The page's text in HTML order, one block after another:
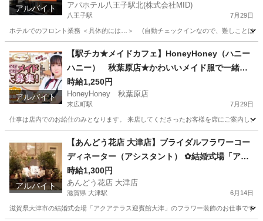
アルバイト
歩5分
アパホテル八王子駅北(株式会社MID)
八王子駅 7月29日
ホテルでのフロント業務 ＜具体的には…＞ (自動チェックインなので、難しことは
八王子駅 ホテル スタッフ
アルバイト
【駅チカ★メイドカフェ】HoneyHoney（ハニー
ハニー） 秋葉原店★かわいいメイド服で一緒に
働きましょう♪高校生、未経験者歓迎します◎末広
町駅から徒歩1分♪
時給1,250円
HoneyHoney 秋葉原店
末広町駅 7月29日
仕事は店内でのお給仕のみとなります。 来店してくださったお客様を席にご案内し
末広町駅 カフェ スタッフ
アルバイト
【あんどう花店 大津店】ブライダルフラワーコー
ディネーター（アシスタント） ✿結婚式場「アク
アテラス迎賓館大津」のフラワー装飾のお仕事で
す ✿未経験OK!!
時給1,300円
あんどう花店 大津店
滋賀県 大津駅 6月14日
滋賀県大津市の結婚式会場「アクアテラス迎賓館大津」のフラワー装飾のお仕事です